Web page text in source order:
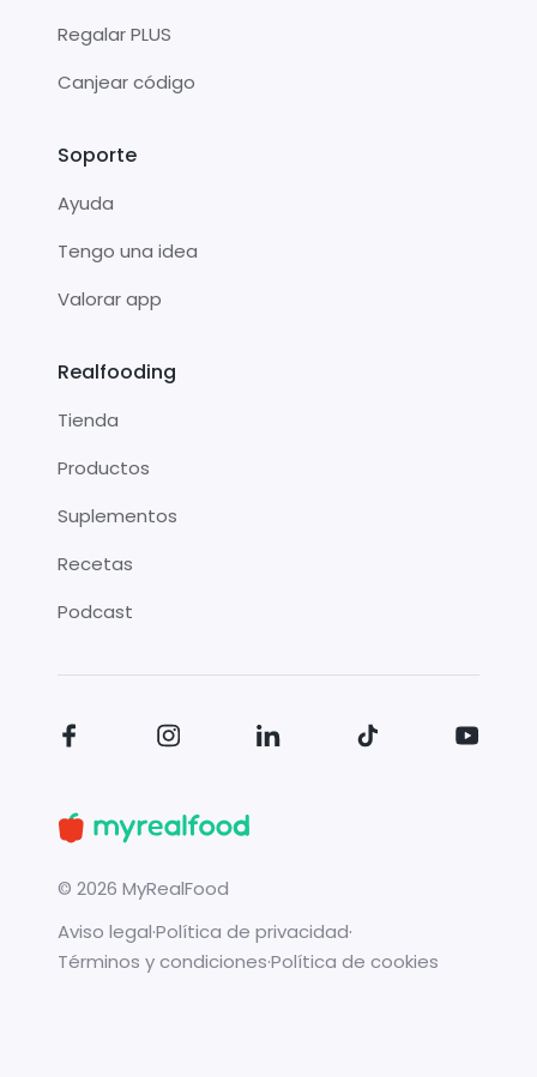
Regalar PLUS
Canjear código
Soporte
Ayuda
Tengo una idea
Valorar app
Realfooding
Tienda
Productos
Suplementos
Recetas
Podcast
© 2026 MyRealFood
Aviso legal·Política de privacidad·
Términos y condiciones·Política de cookies